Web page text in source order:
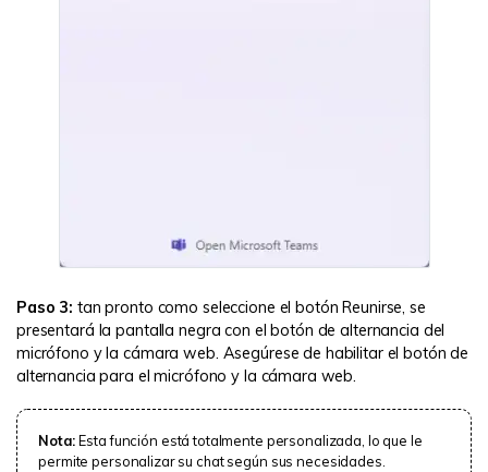
Paso 3: tan pronto como seleccione el botón Reunirse, se
presentará la pantalla negra con el botón de alternancia del
micrófono y la cámara web. Asegúrese de habilitar el botón de
alternancia para el micrófono y la cámara web.
Nota:Esta función está totalmente personalizada, lo que le
permite personalizar su chat según sus necesidades.